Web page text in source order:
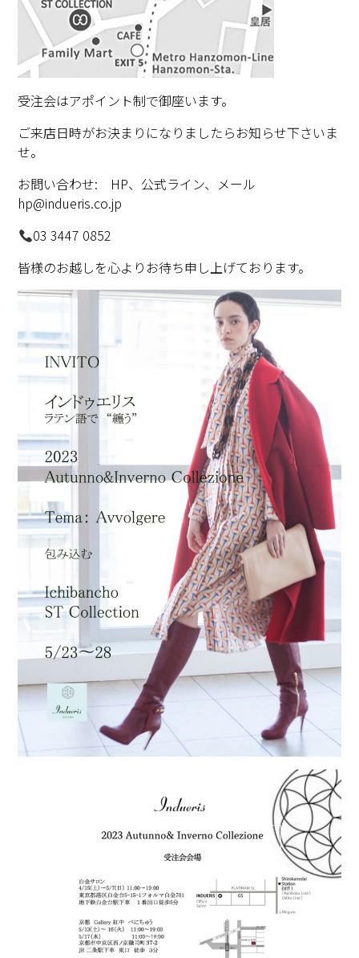
受注会はアポイント制で御座います。
ご来店日時がお決まりになりましたらお知らせ下さいま
せ。
お問い合わせ: HP、公式ライン、メール
hp@indueris.co.jp
03 3447 0852
皆様のお越しを心よりお待ち申し上げております。